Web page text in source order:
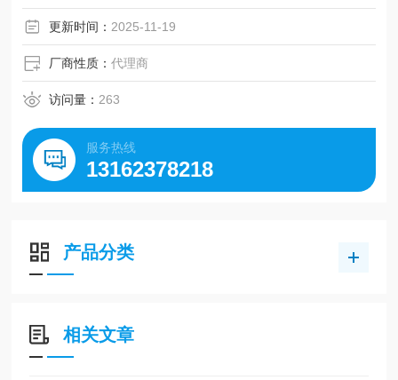
长寿命、优良的防护结构（相当于IP65级）
测量介质空气、燃气、水、油等各种介质
（随传感器材质而不同）
测量种类可进行正压、连成压及绝对压力的测量
更新时间： 2025-11-19
厂商性质：代理商
访问量： 263
服务热线
13162378218
产品分类
相关文章